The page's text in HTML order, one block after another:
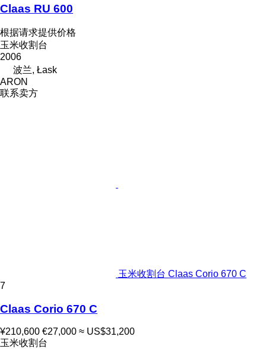
Claas RU 600
根据请求提供价格
玉米收割台
2006
波兰, Łask
ARON
联系卖方
玉米收割台 Claas Corio 670 C
7
Claas Corio 670 C
¥210,600 €27,000 ≈ US$31,200
玉米收割台